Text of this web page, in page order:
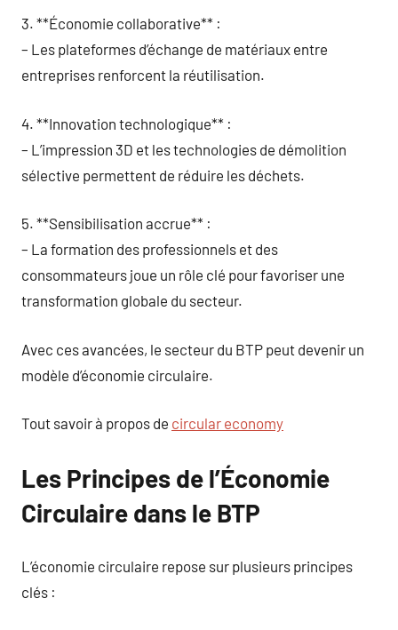
3. **Économie collaborative** :
– Les plateformes d’échange de matériaux entre
entreprises renforcent la réutilisation.
4. **Innovation technologique** :
– L’impression 3D et les technologies de démolition
sélective permettent de réduire les déchets.
5. **Sensibilisation accrue** :
– La formation des professionnels et des
consommateurs joue un rôle clé pour favoriser une
transformation globale du secteur.
Avec ces avancées, le secteur du BTP peut devenir un
modèle d’économie circulaire.
Tout savoir à propos de circular economy
Les Principes de l’Économie
Circulaire dans le BTP
L’économie circulaire repose sur plusieurs principes
clés :